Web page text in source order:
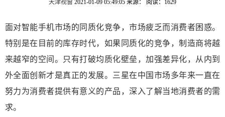
天津视窗 2021-01-09 05:49:05 来源： 阅读：1629
面对智能手机市场的同质化竞争，市场疲乏而消费者困惑。
特别是在目前的库存时代，如果同质化的竞争，制造商将越
来越窄的空间。只有打破均质化壁垒，加强差异化，从内到
外全面创新才是真正的发展。三星在中国市场多年来一直在
努力为消费者提供有意义的产品，深入了解当地消费者的需
求。